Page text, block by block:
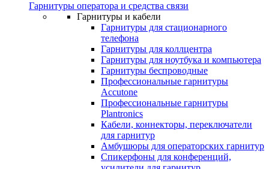
Гарнитуры оператора и средства связи
Гарнитуры и кабели
Гарнитуры для стационарного
телефона
Гарнитуры для коллцентра
Гарнитуры для ноутбука и компьютера
Гарнитуры беспроводные
Профессиональные гарнитуры
Accutone
Профессиональные гарнитуры
Plantronics
Кабели, коннекторы, переключатели
для гарнитур
Амбушюры для операторских гарнитур
Cпикерфоны для конференций,